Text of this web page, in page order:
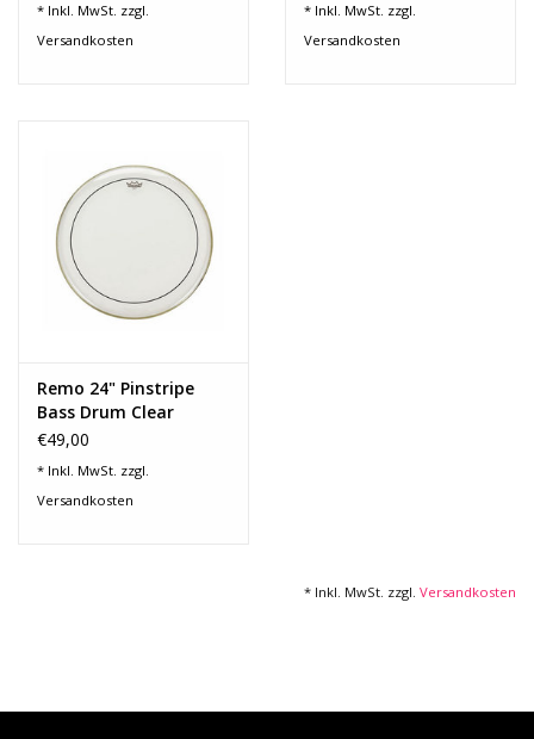
Noten-Zubehör
Jobbörse
* Inkl. MwSt. zzgl.
Versandkosten
* Inkl. MwSt. zzgl.
Versandkosten
Remo 24" Pinstripe
Bass Drum Clear
€49,00
* Inkl. MwSt. zzgl.
Versandkosten
* Inkl. MwSt. zzgl. Versandkosten